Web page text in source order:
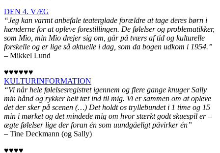
DEN 4. VÆG
“Jeg kan varmt anbefale teaterglade forældre at tage deres børn i
hænderne for at opleve forestillingen. De følelser og problematikker,
som Mio, min Mio drejer sig om, går på tværs af tid og kulturelle
forskelle og er lige så aktuelle i dag, som da bogen udkom i 1954.”
– Mikkel Lund
♥︎♥︎♥︎♥︎♥︎♥︎
KULTURINFORMATION
“Vi når hele følelsesregistret igennem og flere gange knuger Sally
min hånd og rykker helt tæt ind til mig. Vi er sammen om at opleve
det der sker på scenen (…) Det holdt os tryllebundet i 1 time og 15
min i mørket og det mindede mig om hvor stærkt godt skuespil er –
ægte følelser lige der foran én som uundgåeligt påvirker én”
– Tine Deckmann (og Sally)
♥︎♥︎♥︎♥︎